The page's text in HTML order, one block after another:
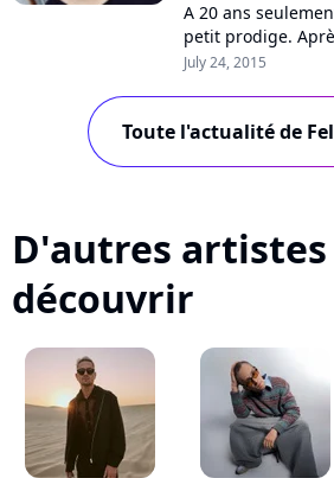
A 20 ans
petit prodige.
"Cheerlader"
July 24, 2015
Toute l'actualité de
D'autres artistes
découvrir